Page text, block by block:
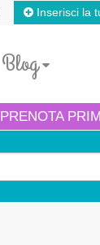
Inserisci la
Blog
PRENOTA